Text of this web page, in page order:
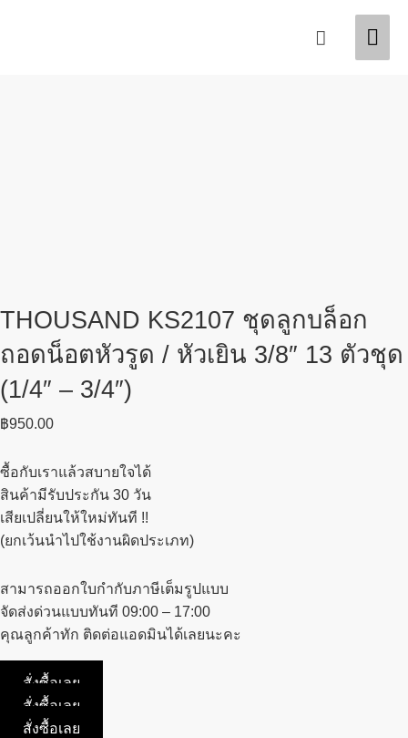
Search
THOUSAND KS2107 ชุดลูกบล็อก
ถอดน็อตหัวรูด / หัวเยิน 3/8″ 13 ตัวชุด
(1/4″ – 3/4″)
฿950.00
ซื้อกับเราแล้วสบายใจได้
สินค้ามีรับประกัน 30 วัน
เสียเปลี่ยนให้ใหม่ทันที !!
(ยกเว้นนำไปใช้งานผิดประเภท)
สามารถออกใบกำกับภาษีเต็มรูปแบบ
จัดส่งด่วนแบบทันที 09:00 – 17:00
คุณลูกค้าทัก ติดต่อแอดมินได้เลยนะคะ
สั่งซื้อเลย
สั่งซื้อเลย
สั่งซื้อเลย